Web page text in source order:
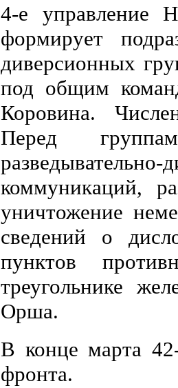
4-е
формирует
диверсионных
под общим
Коровина.
Перед
разведывательно-
коммуникаций,
уничтожение
сведений о
пунктов
треугольнике
Орша.
В конце марта
фронта.